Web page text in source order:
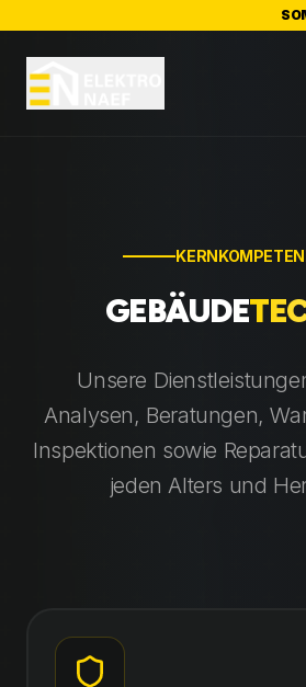
GEBÄUDE
Unsere
Analysen, Beratungen,
Inspektionen sowie
jeden Alters und